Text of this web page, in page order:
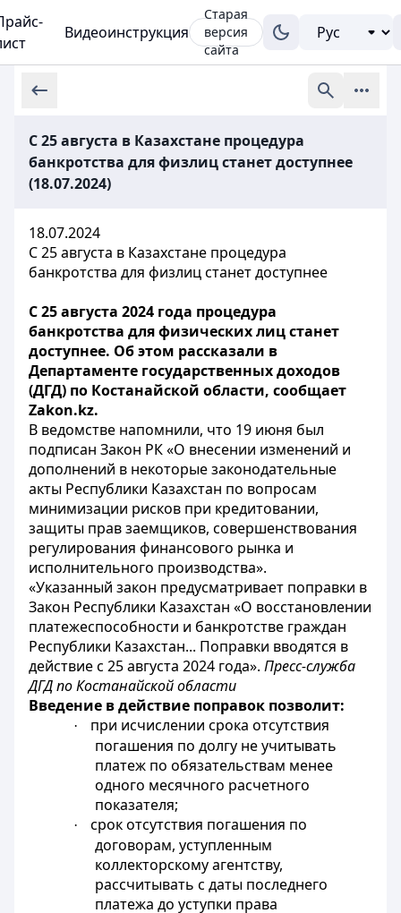
Видеоинструкция
Старая
версия
сайта
С 25 августа в Казахстане процедура
банкротства для физлиц станет доступнее
(18.07.2024)
18.07.2024
С 25 августа в Казахстане процедура
банкротства для физлиц станет доступнее
С 25 августа 2024 года процедура
банкротства для физических лиц станет
доступнее. Об этом рассказали в
Департаменте государственных доходов
(ДГД) по Костанайской области, сообщает
Zakon.kz.
В ведомстве напомнили, что 19 июня был
подписан Закон РК «О внесении изменений и
дополнений в некоторые законодательные
акты Республики Казахстан по вопросам
минимизации рисков при кредитовании,
защиты прав заемщиков, совершенствования
регулирования финансового рынка и
исполнительного производства».
«Указанный закон предусматривает поправки в
Закон Республики Казахстан «О восстановлении
платежеспособности и банкротстве граждан
Республики Казахстан... Поправки вводятся в
действие с 25 августа 2024 года». Пресс-служба
ДГД по Костанайской области
Введение в действие поправок позволит:
·
при исчислении срока отсутствия
погашения по долгу не учитывать
платеж по обязательствам менее
одного месячного расчетного
показателя;
·
срок отсутствия погашения по
договорам, уступленным
коллекторскому агентству,
рассчитывать с даты последнего
платежа до уступки права